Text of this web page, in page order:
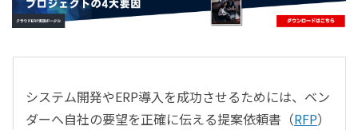
会計
CRM／営業支援／Eコマース
DX（2025年の崖）／クラウドコンピューティング
システム開発やERP導入を成功させるためには、ベン
ダーへ自社の要望を正確に伝える提案依頼書（RFP）